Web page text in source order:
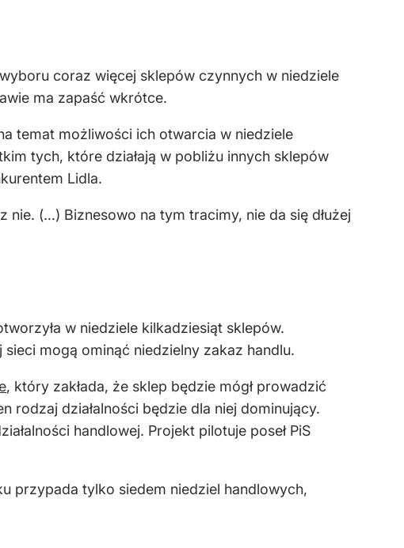
coraz więcej sklepów czynnych w niedziele
ma zapaść wkrótce.
temat możliwości ich otwarcia w niedziele
tych, które działają w pobliżu innych sklepów
Lidla.
nie. (…) Biznesowo na tym tracimy, nie da się dłużej
w niedziele kilkadziesiąt sklepów.
mogą ominąć niedzielny zakaz handlu.
, który zakłada, że sklep będzie mógł prowadzić
rodzaj działalności będzie dla niej dominujący.
handlowej. Projekt pilotuje poseł PiS
przypada tylko siedem niedziel handlowych,